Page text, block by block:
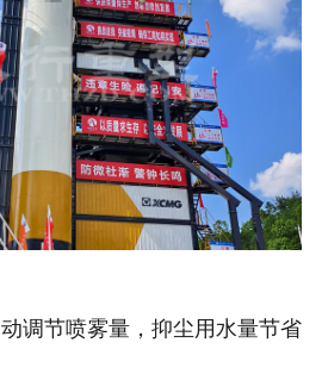
节喷雾量，抑尘用水量节省